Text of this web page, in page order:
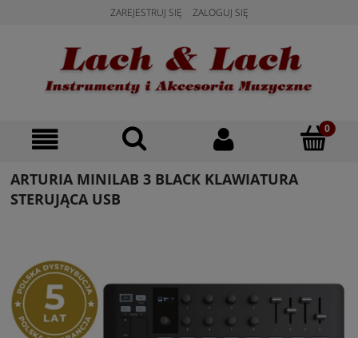
ZAREJESTRUJ SIĘ ZALOGUJ SIĘ
ARTURIA MINILAB 3 BLACK KLAWIATURA
STERUJĄCA USB